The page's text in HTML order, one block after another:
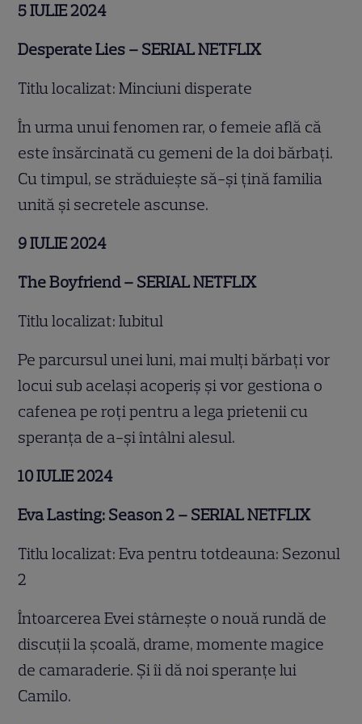
5 IULIE 2024
Desperate Lies – SERIAL NETFLIX
Titlu localizat: Minciuni disperate
În urma unui fenomen rar, o femeie află că
este însărcinată cu gemeni de la doi bărbați.
Cu timpul, se străduiește să-și țină familia
unită și secretele ascunse.
9 IULIE 2024
The Boyfriend– SERIAL NETFLIX
Titlu localizat: Iubitul
Pe parcursul unei luni, mai mulți bărbați vor
locui sub același acoperiș și vor gestiona o
cafenea pe roți pentru a lega prietenii cu
speranța de a-și întâlni alesul.
10 IULIE 2024
Eva Lasting: Season 2 – SERIAL NETFLIX
Titlu localizat: Eva pentru totdeauna: Sezonul
2
Întoarcerea Evei stârnește o nouă rundă de
discuții la școală, drame, momente magice
de camaraderie. Și îi dă noi speranțe lui
Camilo.